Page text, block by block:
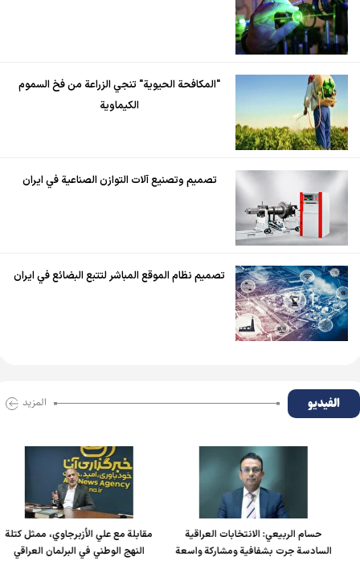
"المكافحة الحيوية" تنجي الزراعة من فخ السموم
الكيماوية
تصميم وتصنيع آلات التوازن الصناعية في ايران
تصميم نظام الموقع المباشر لتتبع البضائع في ايران
الفیدیو المزید
حسام الربیعي: الانتخابات العراقية
السادسة جرت بشفافية ومشاركة واسعة
مقابلة مع علي الأزبرجاوي، ممثل كتلة
النهج الوطني في البرلمان العراقي